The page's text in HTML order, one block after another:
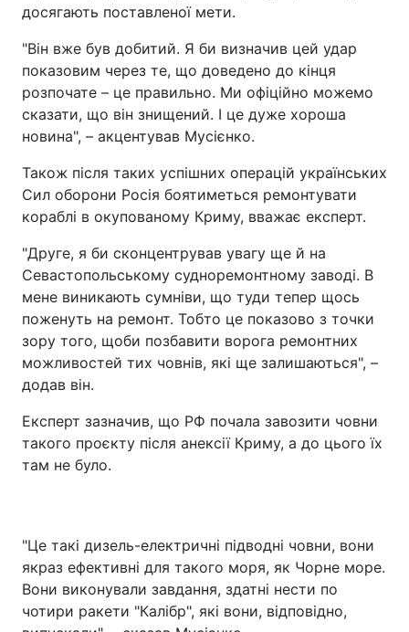
досягають поставленої мети.
"Він вже був добитий. Я би визначив цей удар
показовим через те, що доведено до кінця
розпочате – це правильно. Ми офіційно можемо
сказати, що він знищений. І це дуже хороша
новина", – акцентував Мусієнко.
Також після таких успішних операцій українських
Сил оборони Росія боятиметься ремонтувати
кораблі в окупованому Криму, вважає експерт.
"Друге, я би сконцентрував увагу ще й на
Севастопольському судноремонтному заводі. В
мене виникають сумніви, що туди тепер щось
поженуть на ремонт. Тобто це показово з точки
зору того, щоби позбавити ворога ремонтних
можливостей тих човнів, які ще залишаються", –
додав він.
Експерт зазначив, що РФ почала завозити човни
такого проєкту після анексії Криму, а до цього їх
там не було.
"Це такі дизель-електричні підводні човни, вони
якраз ефективні для такого моря, як Чорне море.
Вони виконували завдання, здатні нести по
чотири ракети "Калібр", які вони, відповідно,